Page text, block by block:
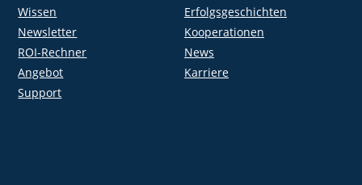
Wissen
Newsletter
ROI-Rechner
Angebot
Support
Erfolgsgeschichten
Kooperationen
News
Karriere